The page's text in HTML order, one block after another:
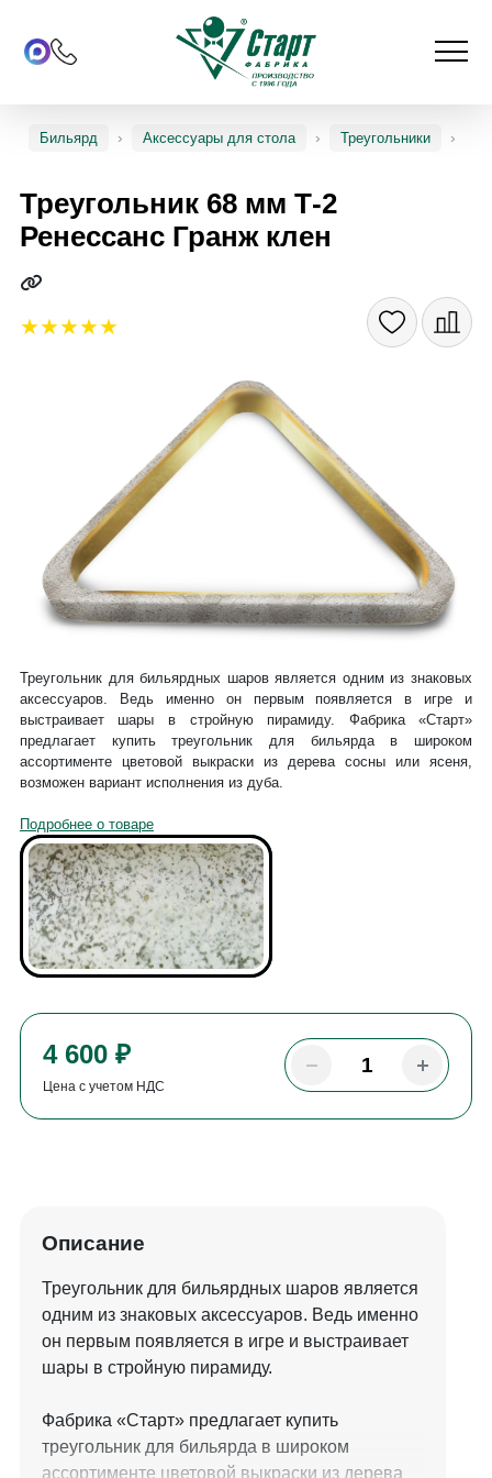
Бильярд Аксессуары для стола Треугольники
Треугольник 68 мм Т-2
Ренессанс Гранж клен
4 600 ₽
Цена с учетом НДС
Треугольник для бильярдных шаров является одним из знаковых
аксессуаров. Ведь именно он первым появляется в игре и
выстраивает шары в стройную пирамиду. Фабрика «Старт»
предлагает купить треугольник для бильярда в широком
ассортименте цветовой выкраски из дерева сосны или ясеня,
возможен вариант исполнения из дуба.
Подробнее о товаре
Описание
Треугольник для бильярдных шаров является
одним из знаковых аксессуаров. Ведь именно
он первым появляется в игре и выстраивает
шары в стройную пирамиду.
Фабрика «Старт» предлагает купить
треугольник для бильярда в широком
ассортименте цветовой выкраски из дерева